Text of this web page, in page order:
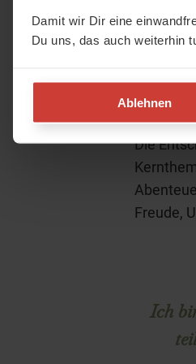
Damit wir Dir eine
Du uns, das auch weiterhin
Ablehnen
Buchs
und dem
Die
Freude,
Ich